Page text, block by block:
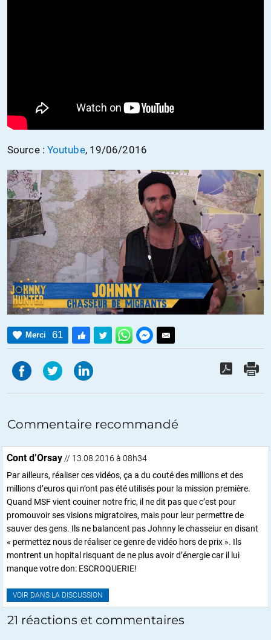
Source : Youtube, 19/06/2016
Merci 61
Commentaire recommandé
Cont d’Orsay // 13.08.2016 à 08h34
Par ailleurs, réaliser ces vidéos, ça a du couté des millions et des
millions d’euros qui n’ont pas été utilisés pour la mission première.
Quand MSF vient couiner notre fric, il ne dit pas que c’est pour
promouvoir ses visions migratoires, mais pour leur permettre de
sauver des gens. Ils ne balancent pas Johnny le chasseiur en disant
« permettez nous de réaliser ce genre de vidéo hors de prix ». Ils
montrent un hopital risquant de ne plus avoir d’énergie car il lui
manque votre don: ESCROQUERIE!
VOIR DANS LA DISCUSSION
21 réactions et commentaires